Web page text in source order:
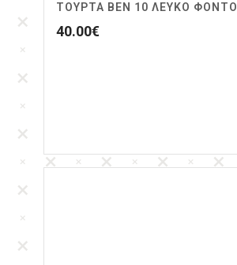
ΤΟΥΡΤΑ BEN 10 ΛΕΥΚΌ ΦΌΝΤΟ
40.00€